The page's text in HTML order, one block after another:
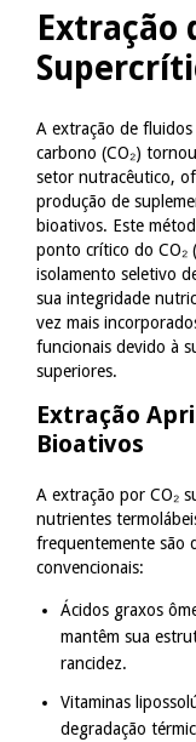
Extração
A extração de
carbono (CO₂)
setor nutracêutico,
produção de
bioativos. Este
ponto crítico do CO₂
isolamento seletivo
sua integridade
vez mais
funcionais devido à
superiores.
Extração
Bioativos
A extração por CO₂
nutrientes
frequentemente são
convencionais:
Ácidos graxos
mantêm sua
rancidez.
Vitaminas
degradação